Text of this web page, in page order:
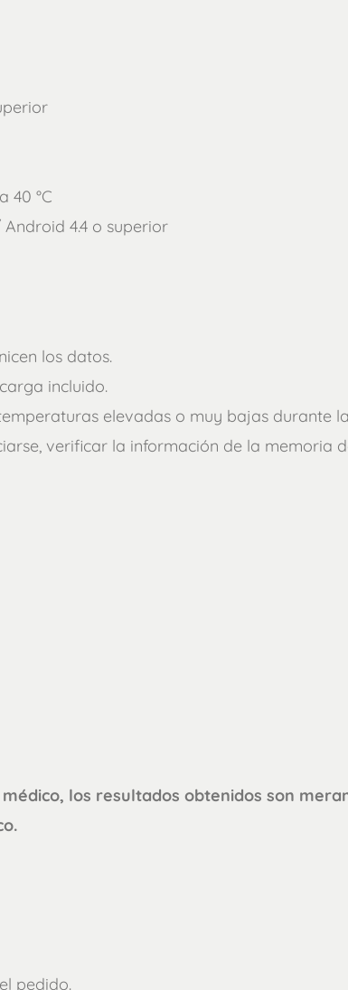
40 °C
4.4 o superior
los datos.
incluido.
elevadas o muy bajas durante
verificar la información de la memoria
los resultados obtenidos son
pedido.